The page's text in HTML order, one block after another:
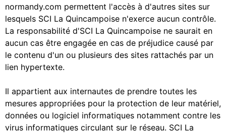
normandy.com permettent l'accès à d'autres sites sur
lesquels SCI La Quincampoise n'exerce aucun contrôle.
La responsabilité d'SCI La Quincampoise ne saurait en
aucun cas être engagée en cas de préjudice causé par
le contenu d'un ou plusieurs des sites rattachés par un
lien hypertexte.
Il appartient aux internautes de prendre toutes les
mesures appropriées pour la protection de leur matériel,
données ou logiciel informatiques notamment contre les
virus informatiques circulant sur le réseau. SCI La